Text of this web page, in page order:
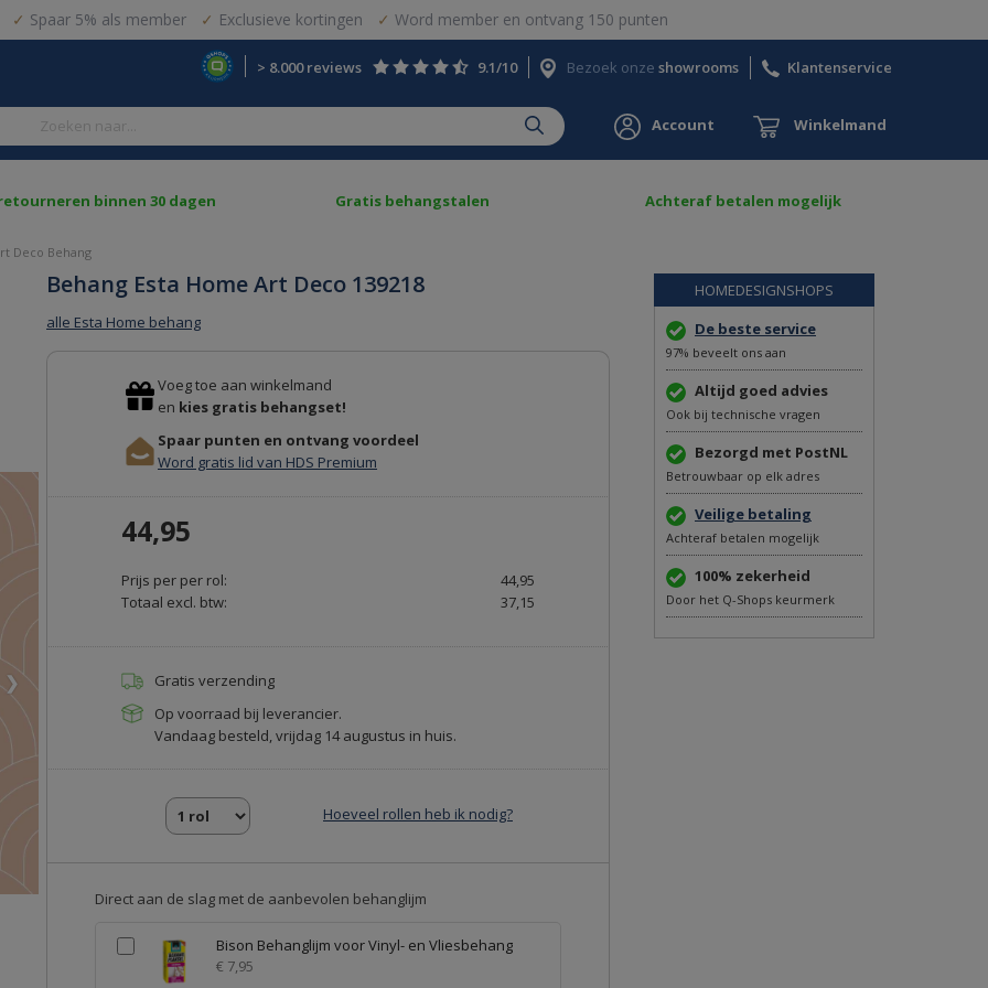
Spaar 5% als member Exclusieve kortingen Word member en ontvang 150 punten
> 8.000 reviews 9.1/10 Bezoek onze showrooms Klantenservice
Account Winkelmand
binnen 30 dagen Gratis behangstalen Achteraf betalen mogelijk
Deco Behang
Behang Esta Home Art Deco 139218
alle Esta Home behang
❯
Voeg toe aan winkelmand
en kies gratis behangset!
Spaar punten en ontvang voordeel
Word gratis lid van HDS Premium
44,95
Prijs per per rol:
44,95
Totaal excl. btw:
37,15
Gratis verzending
Op voorraad bij leverancier.
Vandaag besteld, vrijdag 14 augustus in huis.
Hoeveel rollen heb ik nodig?
Direct aan de slag met de aanbevolen behanglijm
Bison Behanglijm voor Vinyl- en Vliesbehang
€ 7,95
HOMEDESIGNSHOPS
De beste service
97% beveelt ons aan
Altijd goed advies
Ook bij technische vragen
Bezorgd met PostNL
Betrouwbaar op elk adres
Veilige betaling
Achteraf betalen mogelijk
100% zekerheid
Door het Q-Shops keurmerk